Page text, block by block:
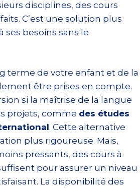
disciplines, des cours
C’est une solution plus
ses besoins sans le
terme de votre enfant et de la
être prises en compte.
si la maîtrise de la langue
projets, comme des études
. Cette alternative
plus rigoureuse. Mais,
pressants, des cours à
pour assurer un niveau
La disponibilité des